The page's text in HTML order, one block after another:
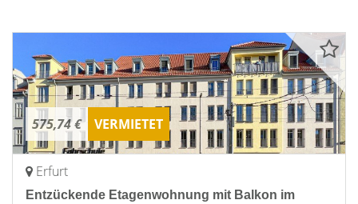
575,74 € VERMIETET
Erfurt
Entzückende Etagenwohnung mit Balkon im